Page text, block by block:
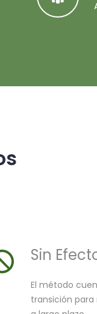
Sin
El método
transición